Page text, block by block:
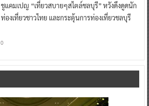
ชูแคมเปญ “เที่ยวสบายๆสไตล์ชลบุรี” หวังดึงดูดนัก
ท่องเที่ยวชาวไทย และกระตุ้นการท่องเที่ยวชลบุรี
0